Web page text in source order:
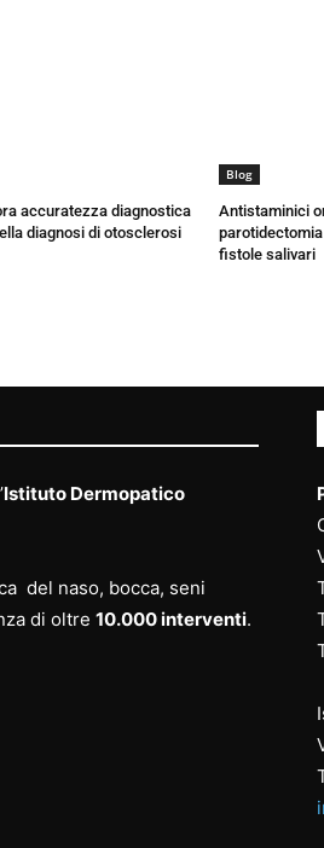
accuratezza diagnostica
diagnosi di otosclerosi
Blog
Antistaminici
fistole salivari
Istituto Dermopatico
del naso, bocca, seni
di oltre 10.000 interventi.